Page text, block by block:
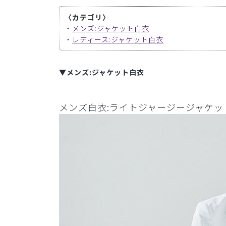
〈カテゴリ〉
・ メンズ:ジャケット白衣
・ レディース:ジャケット白衣
▼メンズ:ジャケット白衣
メンズ白衣:ライトジャージージャケッ